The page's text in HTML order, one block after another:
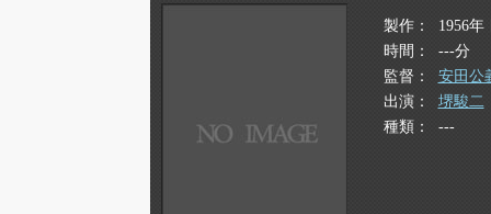
製作
1956年
時間
---分
監督
安田公
出演
堺駿二
種類
---